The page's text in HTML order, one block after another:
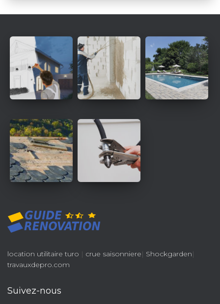
location utilitaire turo | crue saisonniere| Shockgarden|
travauxdepro.com
Suivez-nous